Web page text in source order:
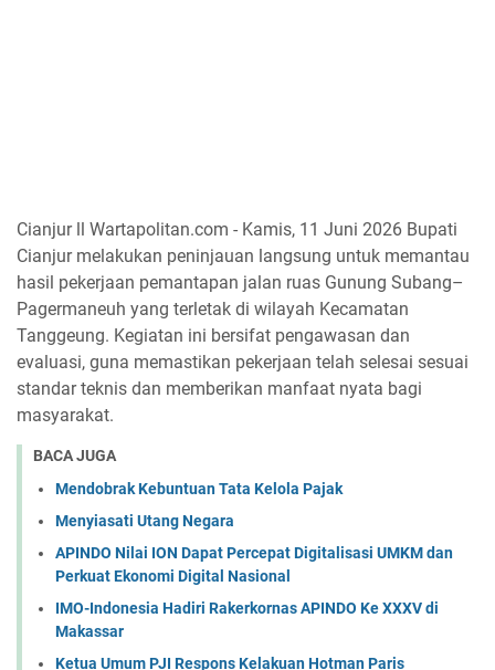
Cianjur ll Wartapolitan.com - Kamis, 11 Juni 2026 Bupati
Cianjur melakukan peninjauan langsung untuk memantau
hasil pekerjaan pemantapan jalan ruas Gunung Subang–
Pagermaneuh yang terletak di wilayah Kecamatan
Tanggeung. Kegiatan ini bersifat pengawasan dan
evaluasi, guna memastikan pekerjaan telah selesai sesuai
standar teknis dan memberikan manfaat nyata bagi
masyarakat.
BACA JUGA
Mendobrak Kebuntuan Tata Kelola Pajak
Menyiasati Utang Negara
APINDO Nilai ION Dapat Percepat Digitalisasi UMKM dan
Perkuat Ekonomi Digital Nasional
IMO-Indonesia Hadiri Rakerkornas APINDO Ke XXXV di
Makassar
Ketua Umum PJI Respons Kelakuan Hotman Paris